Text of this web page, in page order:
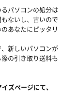
パソコンの処分は
ないし、古いので
あなたにピッタリ
新しいパソコンが
の引き取り送料も
ズページにて、